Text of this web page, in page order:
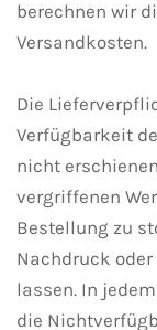
berechnen wir
Versandkosten.
Die
Verfügbarkeit
nicht
vergriffenen
Bestellung zu
Nachdruck
lassen. In
die